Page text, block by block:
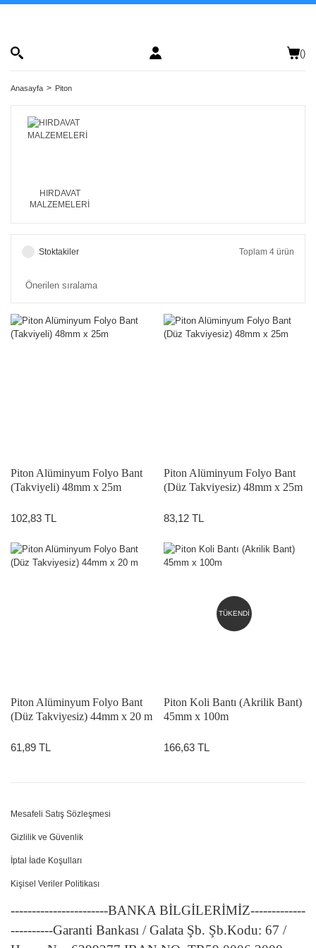
()
Anasayfa Piton
HIRDAVAT
MALZEMELERİ
Stoktakiler Toplam 4 ürün
Piton Alüminyum Folyo Bant
(Takviyeli) 48mm x 25m
102,83 TL
Piton Alüminyum Folyo Bant
(Düz Takviyesiz) 48mm x 25m
83,12 TL
Piton Alüminyum Folyo Bant
(Düz Takviyesiz) 44mm x 20 m
61,89 TL
TÜKENDİ
Piton Koli Bantı (Akrilik Bant)
45mm x 100m
166,63 TL
Mesafeli Satış Sözleşmesi
Gizlilik ve Güvenlik
İptal İade Koşulları
Kişisel Veriler Politikası
-----------------------BANKA BİLGİLERİMİZ-------------
----------Garanti Bankası / Galata Şb. Şb.Kodu: 67 /